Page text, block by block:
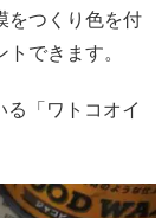
をつくり色を付
できます。
「ワトコオイ